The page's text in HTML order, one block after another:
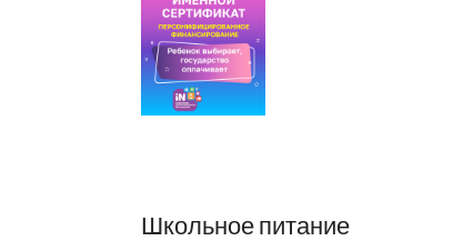
Школьное питание